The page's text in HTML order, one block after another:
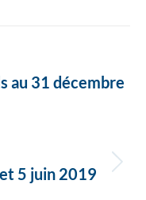
au 31 décembre
5 juin 2019